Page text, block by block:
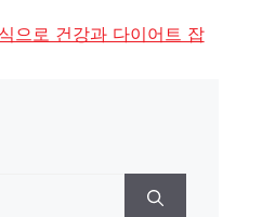
으로 건강과 다이어트 잡